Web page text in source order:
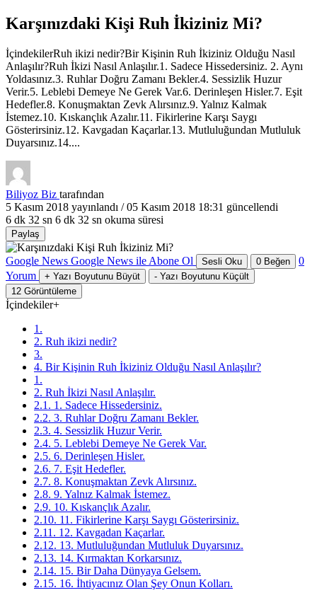
Karşınızdaki Kişi Ruh İkiziniz Mi?
İçindekilerRuh ikizi nedir?Bir Kişinin Ruh İkiziniz Olduğu Nasıl
Anlaşılır?Ruh İkizi Nasıl Anlaşılır.1. Sadece Hissedersiniz. 2. Aynı
Yoldasınız.3. Ruhlar Doğru Zamanı Bekler.4. Sessizlik Huzur
Verir.5. Leblebi Demeye Ne Gerek Var.6. Derinleşen Hisler.7. Eşit
Hedefler.8. Konuşmaktan Zevk Alırsınız.9. Yalnız Kalmak
İstemez.10. Kıskançlık Azalır.11. Fikirlerine Karşı Saygı
Gösterirsiniz.12. Kavgadan Kaçarlar.13. Mutluluğundan Mutluluk
Duyarsınız.14....
Biliyoz Biz tarafından
5 Kasım 2018 yayınlandı /05 Kasım 2018 18:31 güncellendi
6 dk 32 sn 6 dk 32 sn okuma süresi
Paylaş
Google News Google News ile Abone Ol Sesli Oku 0 Beğen
0
Yorum
+ Yazı Boyutunu Büyüt - Yazı Boyutunu Küçült
12 Görüntüleme
İçindekiler+
1.
2. Ruh ikizi nedir?
3.
4. Bir Kişinin Ruh İkiziniz Olduğu Nasıl Anlaşılır?
1.
2. Ruh İkizi Nasıl Anlaşılır.
2.1. 1. Sadece Hissedersiniz.
2.2. 3. Ruhlar Doğru Zamanı Bekler.
2.3. 4. Sessizlik Huzur Verir.
2.4. 5. Leblebi Demeye Ne Gerek Var.
2.5. 6. Derinleşen Hisler.
2.6. 7. Eşit Hedefler.
2.7. 8. Konuşmaktan Zevk Alırsınız.
2.8. 9. Yalnız Kalmak İstemez.
2.9. 10. Kıskançlık Azalır.
2.10. 11. Fikirlerine Karşı Saygı Gösterirsiniz.
2.11. 12. Kavgadan Kaçarlar.
2.12. 13. Mutluluğundan Mutluluk Duyarsınız.
2.13. 14. Kırmaktan Korkarsınız.
2.14. 15. Bir Daha Dünyaya Gelsem.
2.15. 16. İhtiyacınız Olan Şey Onun Kolları.